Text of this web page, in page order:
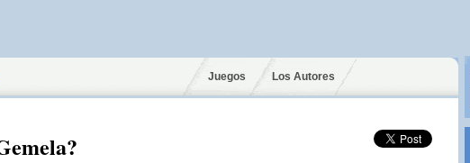
Juegos Los Autores